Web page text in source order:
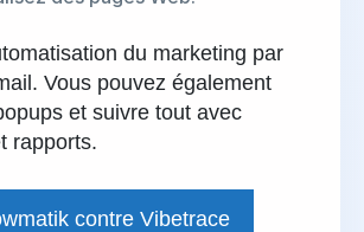
du marketing par
Vous pouvez également
et suivre tout avec
rapports.
contre Vibetrace